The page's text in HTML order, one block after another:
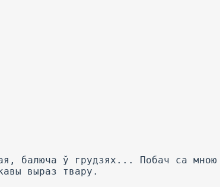
балюча ў грудзях... Побач са
выраз твару.